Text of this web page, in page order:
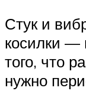
Стук и
косилки —
того, что
нужно